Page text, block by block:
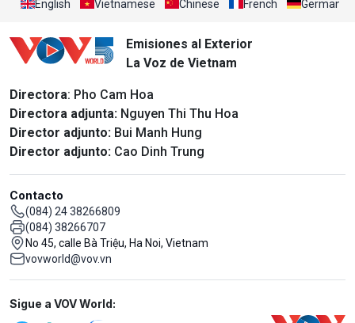
English Vietnamese Chinese French German
Emisiones al Exterior
La Voz de Vietnam
Directora: Pho Cam Hoa
Directora adjunta: Nguyen Thi Thu Hoa
Director adjunto: Bui Manh Hung
Director adjunto: Cao Dinh Trung
Contacto
(084) 24 38266809
(084) 38266707
No 45, calle Bà Triệu, Ha Noi, Vietnam
vovworld@vov.vn
Mạng xã hội
Sigue a VOV World: